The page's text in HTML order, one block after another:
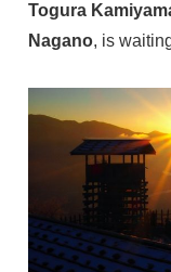
Togura
Nagano, is